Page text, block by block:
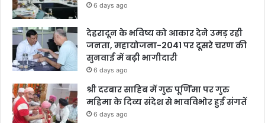
6 days ago
देहरादून के भविष्य को आकार देने उमड़ रही
जनता, महायोजना-2041 पर दूसरे चरण की
सुनवाई में बढ़ी भागीदारी
6 days ago
श्री दरबार साहिब में गुरु पूर्णिमा पर गुरु
महिमा के दिव्य संदेश से भावविभोर हुई संगतें
6 days ago